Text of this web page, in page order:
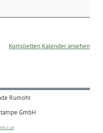
Kompletten Kalender ansehen
Rumohr.
GmbH
UP